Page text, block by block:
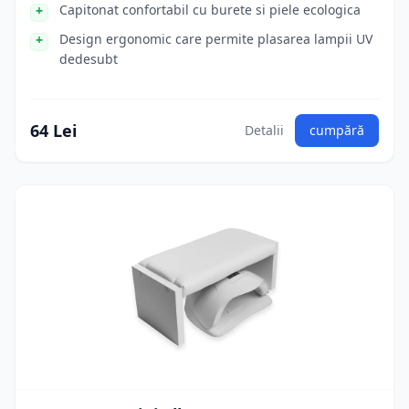
Capitonat confortabil cu burete si piele ecologica
Design ergonomic care permite plasarea lampii UV
dedesubt
64 Lei Detalii cumpără